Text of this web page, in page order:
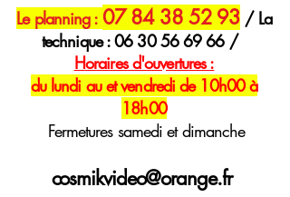
Le planning : 07 84 38 52 93 / La
technique :06 30 56 69 66/
Horairesd'ouvertures :
du lundi au et vendredi de 10h00 à
18h00
Fermetures samedi et dimanche
cosmikvideo@orange.fr